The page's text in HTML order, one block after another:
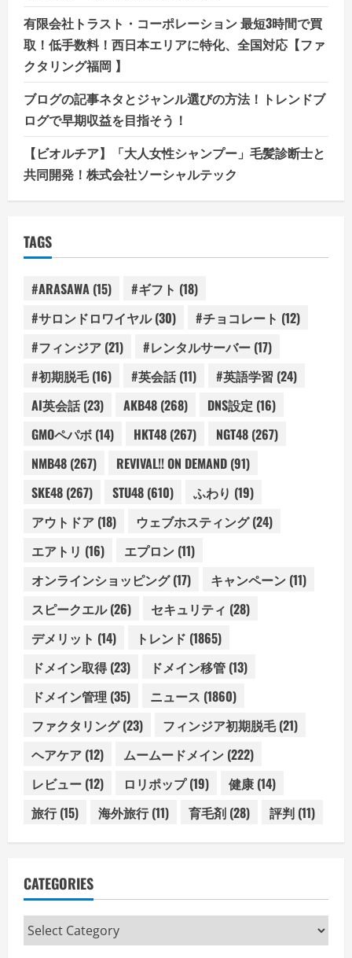
有限会社トラスト・コーポレーション 最短3時間で買
取！低手数料！西日本エリアに特化、全国対応【ファ
クタリング福岡 】
ブログの記事ネタとジャンル選びの方法！トレンドブ
ログで早期収益を目指そう！
【ビオルチア】「大人女性シャンプー」毛髪診断士と
共同開発！株式会社ソーシャルテック
TAGS
#ARASAWA (15) #ギフト (18)
#サロンドロワイヤル(30) #チョコレート (12)
#フィンジア (21) #レンタルサーバー (17)
#初期脱毛(16) #英会話(11) #英語学習 (24)
AI英会話(23) AKB48 (268) DNS設定 (16)
GMOペパボ (14) HKT48 (267) NGT48 (267)
NMB48 (267) REVIVAL!! ON DEMAND (91)
SKE48 (267) STU48 (610) ふわり (19)
アウトドア (18) ウェブホスティング(24)
エアトリ (16) エプロン (11)
オンラインショッピング(17) キャンペーン (11)
スピークエル(26) セキュリティ (28)
デメリット (14) トレンド (1865)
ドメイン取得(23) ドメイン移管 (13)
ドメイン管理 (35) ニュース (1860)
ファクタリング(23) フィンジア初期脱毛(21)
ヘアケア (12) ムームードメイン (222)
レビュー (12) ロリポップ(19) 健康 (14)
旅行(15) 海外旅行(11) 育毛剤 (28) 評判 (11)
CATEGORIES
Categories